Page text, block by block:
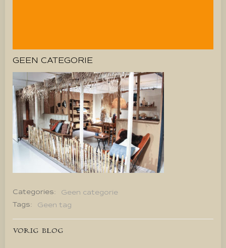
GEEN CATEGORIE
Categories:
Geen categorie
Tags:
Geen tag
Bericht
VORIG BLOG